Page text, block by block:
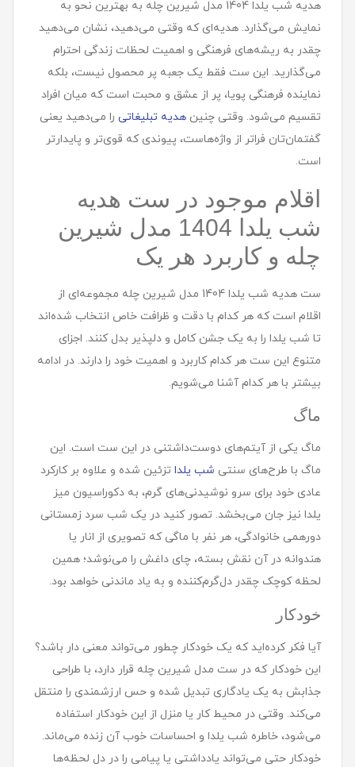
هديه شب یلدا 1404 مدل شيرين چله به بهترین نحو به
نمایش می‌گذارد. هدیه‌ای که وقتی می‌دهید، نشان می‌دهید
چقدر به ریشه‌های فرهنگی و اهمیت لحظات زندگی احترام
می‌گذارید. این ست فقط یک جعبه پر محصول نیست، بلکه
نماینده فرهنگی پویا، پر از عشق و محبت است که میان افراد
تقسیم می‌شود. وقتی چنین هدیه‌ تبلیغاتی را می‌دهید یعنی
گفتمان‌تان فراتر از واژه‌هاست، پیوندی که قوی‌تر و پایدارتر
است.
اقلام موجود در ست هديه
شب یلدا 1404 مدل شيرين
چله و کاربرد هر یک
ست هديه شب یلدا 1404 مدل شيرين چله مجموعه‌ای از
اقلام است که هر کدام با دقت و ظرافت خاص انتخاب شده‌اند
تا شب یلدا را به یک جشن کامل و دلپذیر بدل کنند. اجزای
متنوع این ست هر کدام کاربرد و اهمیت خود را دارند. در ادامه
بیشتر با هر کدام آشنا می‌شویم.
ماگ
ماگ یکی از آیتم‌های دوست‌داشتنی در این ست است. این
ماگ با طرح‌های سنتی شب یلدا تزئین شده و علاوه بر کارکرد
عادی خود برای سرو نوشیدنی‌های گرم، به دکوراسیون میز
یلدا نیز جان می‌بخشد. تصور کنید در یک شب سرد زمستانی
دورهمی خانوادگی، هر نفر با ماگی که تصویری از انار یا
هندوانه در آن نقش بسته، چای داغش را می‌نوشد؛ همین
لحظه کوچک چقدر دل‌گرم‌کننده و به یاد ماندنی خواهد بود.
خودکار
آیا فکر کرده‌اید که یک خودکار چطور می‌تواند معنی دار باشد؟
این خودکار که در ست مدل شیرین چله قرار دارد، با طراحی
جذابش به یک یادگاری تبدیل شده و حس ارزشمندی را منتقل
می‌کند. وقتی در محیط کار یا منزل از این خودکار استفاده
می‌شود، خاطره شب یلدا و احساسات خوب آن زنده می‌ماند.
خودکار حتی می‌تواند یادداشتی یا پیامی را در دل لحظه‌ها